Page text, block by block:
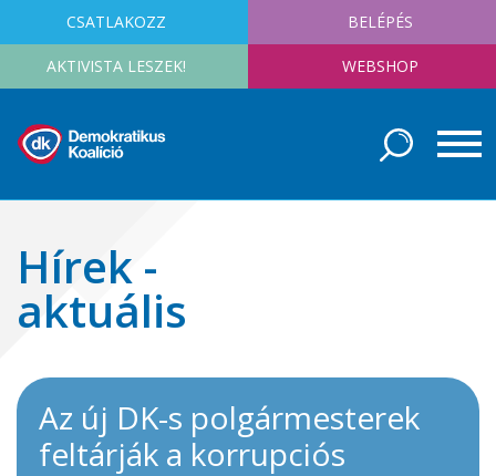
CSATLAKOZZ BELÉPÉS
AKTIVISTA LESZEK! WEBSHOP
Hírek -
aktuális
Az új DK-s polgármesterek
feltárják a korrupciós